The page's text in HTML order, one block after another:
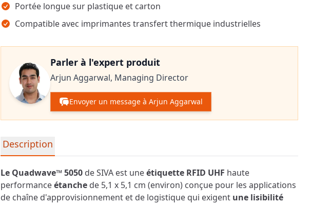
Portée longue sur plastique et carton
Compatible avec imprimantes transfert thermique industrielles
Parler à l'expert produit
Arjun Aggarwal, Managing Director
Envoyer un message à Arjun Aggarwal
Informations détaillées sur le produit
Description
Le Quadwave™ 5050 de SIVA est uneétiquette RFID UHF haute
performanceétanche de 5,1 x 5,1 cm (environ) conçue pour les applications
de chaîne d'approvisionnement et de logistique qui exigent une lisibilité